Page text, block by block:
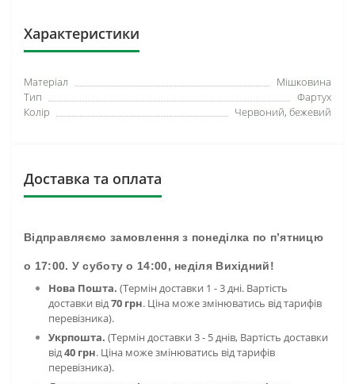
Характеристики
Матеріал
Мішковина
Тип
Фартух
Колір
Червоний, бежевий
Доставка та оплата
Відправляємо замовлення з понеділка по п’ятницю
о 17:00. У суботу о 14:00, неділя Вихідний!
Нова Пошта. (Термін доставки 1 - 3 дні. Вартість
доставки від70 грн. Ціна може змінюватись від тарифів
перевізника).
Укрпошта. (Термін доставки 3 - 5 днів, Вартість доставки
від40 грн. Ціна може змінюватись від тарифів
перевізника).